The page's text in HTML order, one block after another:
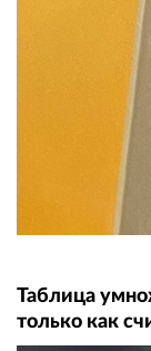
Таблица
только как